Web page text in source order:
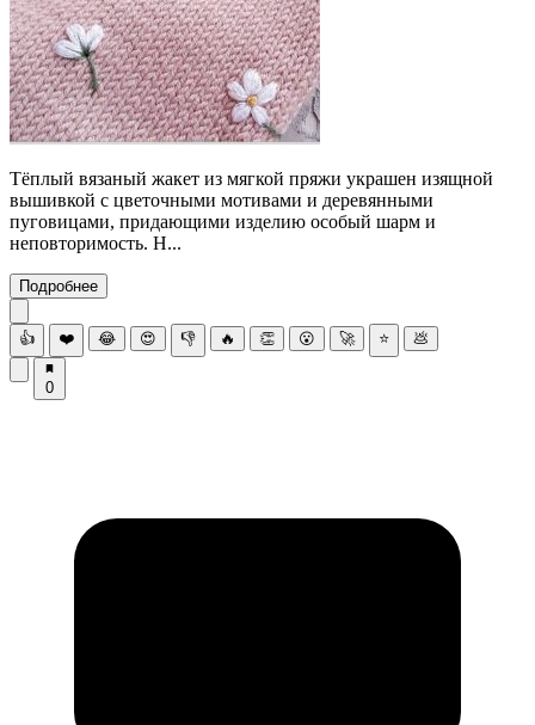
Тёплый вязаный жакет из мягкой пряжи украшен изящной
вышивкой с цветочными мотивами и деревянными
пуговицами, придающими изделию особый шарм и
неповторимость. Н...
Подробнее
👍 ❤️ 😂 😍 👎 🔥 👏 😮 🚀 ⭐ 💩
0